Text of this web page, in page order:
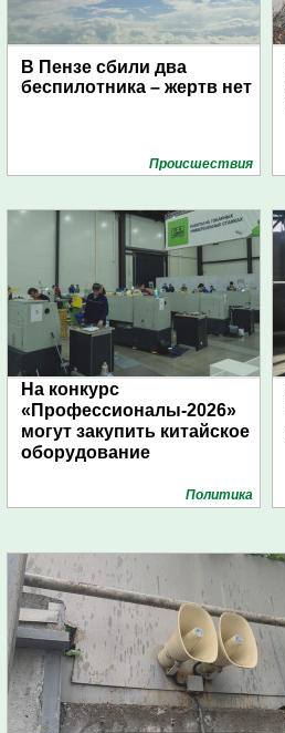
В Пензе сбили два
беспилотника – жертв нет
Проиcшествия
На конкурс
«Профессионалы-2026»
могут закупить китайское
оборудование
Политика